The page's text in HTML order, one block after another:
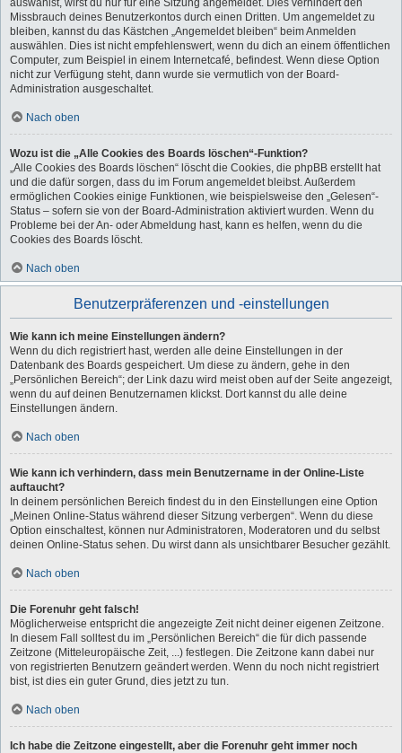
auswählst, wirst du nur für eine Sitzung angemeldet. Dies verhindert den
Missbrauch deines Benutzerkontos durch einen Dritten. Um angemeldet zu
bleiben, kannst du das Kästchen „Angemeldet bleiben“ beim Anmelden
auswählen. Dies ist nicht empfehlenswert, wenn du dich an einem öffentlichen
Computer, zum Beispiel in einem Internetcafé, befindest. Wenn diese Option
nicht zur Verfügung steht, dann wurde sie vermutlich von der Board-
Administration ausgeschaltet.
Nach oben
Wozu ist die „Alle Cookies des Boards löschen“-Funktion?
„Alle Cookies des Boards löschen“ löscht die Cookies, die phpBB erstellt hat
und die dafür sorgen, dass du im Forum angemeldet bleibst. Außerdem
ermöglichen Cookies einige Funktionen, wie beispielsweise den „Gelesen“-
Status – sofern sie von der Board-Administration aktiviert wurden. Wenn du
Probleme bei der An- oder Abmeldung hast, kann es helfen, wenn du die
Cookies des Boards löscht.
Nach oben
Benutzerpräferenzen und -einstellungen
Wie kann ich meine Einstellungen ändern?
Wenn du dich registriert hast, werden alle deine Einstellungen in der
Datenbank des Boards gespeichert. Um diese zu ändern, gehe in den
„Persönlichen Bereich“; der Link dazu wird meist oben auf der Seite angezeigt,
wenn du auf deinen Benutzernamen klickst. Dort kannst du alle deine
Einstellungen ändern.
Nach oben
Wie kann ich verhindern, dass mein Benutzername in der Online-Liste
auftaucht?
In deinem persönlichen Bereich findest du in den Einstellungen eine Option
„Meinen Online-Status während dieser Sitzung verbergen“. Wenn du diese
Option einschaltest, können nur Administratoren, Moderatoren und du selbst
deinen Online-Status sehen. Du wirst dann als unsichtbarer Besucher gezählt.
Nach oben
Die Forenuhr geht falsch!
Möglicherweise entspricht die angezeigte Zeit nicht deiner eigenen Zeitzone.
In diesem Fall solltest du im „Persönlichen Bereich“ die für dich passende
Zeitzone (Mitteleuropäische Zeit, ...) festlegen. Die Zeitzone kann dabei nur
von registrierten Benutzern geändert werden. Wenn du noch nicht registriert
bist, ist dies ein guter Grund, dies jetzt zu tun.
Nach oben
Ich habe die Zeitzone eingestellt, aber die Forenuhr geht immer noch